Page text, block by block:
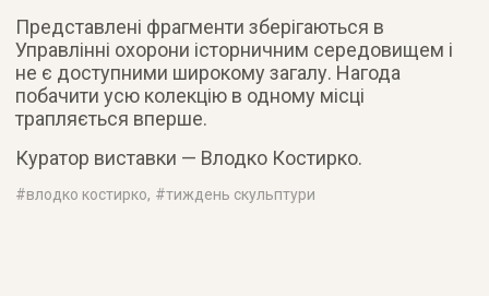
Представлені фрагменти зберігаються в
Управлінні охорони історничним середовищем і
не є доступними широкому загалу. Нагода
побачити усю колекцію в одному місці
трапляється вперше.
Куратор виставки — Влодко Костирко.
#влодко костирко, #тиждень скульптури